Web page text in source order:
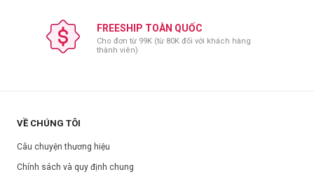
FREESHIP TOÀN QUỐC
Cho đơn từ 99K (từ 80K đối với khách hàng
thành viên)
VỀ CHÚNG TÔI
Câu chuyện thương hiệu
Chính sách và quy định chung